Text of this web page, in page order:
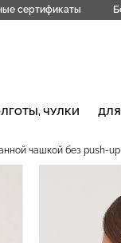
сертификаты
ЧУЛКИ
чашкой без push-